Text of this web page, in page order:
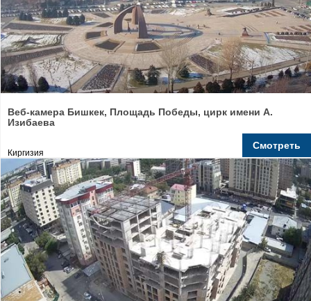
Веб-камера Бишкек, Площадь Победы, цирк имени А.
Изибаева
Киргизия
Смотреть